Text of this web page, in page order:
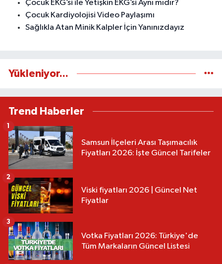
Çocuk EKG’si ile Yetişkin EKG’si Aynı mıdır?
Çocuk Kardiyolojisi Video Paylaşımı
Sağlıkla Atan Minik Kalpler İçin Yanınızdayız
Yükleniyor...
Trend Haberler
Samsun İlçeleri Arası Taşımacılık
Fiyatları 2026: İşte Güncel Tarifeler
1
Viski fiyatları 2026 | Güncel Net
Fiyatlar
2
Votka Fiyatları 2026: Türkiye'de
Tüm Markaların Güncel Listesi
3